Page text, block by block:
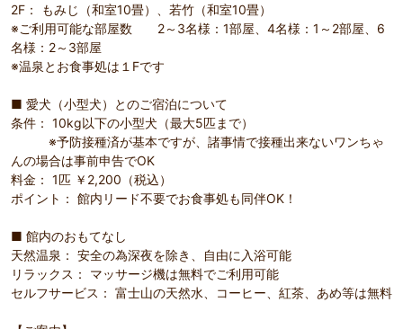
2F： もみじ（和室10畳）、若竹（和室10畳）
※ご利用可能な部屋数 2～3名様：1部屋、4名様：1～2部屋、6
名様：2～3部屋
※温泉とお食事処は１Fです
■ 愛犬（小型犬）とのご宿泊について
条件： 10kg以下の小型犬（最大5匹まで）
※予防接種済が基本ですが、諸事情で接種出来ないワンちゃ
んの場合は事前申告でOK
料金： 1匹 ￥2,200（税込）
ポイント： 館内リード不要でお食事処も同伴OK！
■ 館内のおもてなし
天然温泉： 安全の為深夜を除き、自由に入浴可能
リラックス： マッサージ機は無料でご利用可能
セルフサービス： 富士山の天然水、コーヒー、紅茶、あめ等は無料